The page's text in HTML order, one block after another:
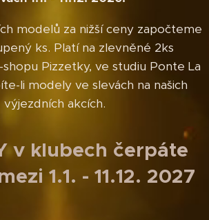
modelů za nižší ceny započteme
ks. Platí na zlevněné 2ks
Pizzetky, ve studiu Ponte La
li modely ve slevách na našich
výjezdních akcích.
v klubech čerpáte
1.1. - 11.12. 2027